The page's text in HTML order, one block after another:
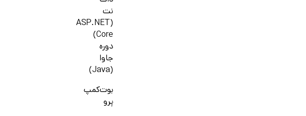
نت
(ASP.NET
Core)
دوره
جاوا
(Java)
بوت‌کمپ
پرو